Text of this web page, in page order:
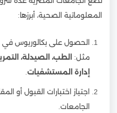
المعلوماتية الصحية، أبرزها:
الحصول على بكالوريوس
مثل:
الطب، الصيدلة،
إدارة المستشفيات
اجتياز اختبارات القبول
الجامعات.